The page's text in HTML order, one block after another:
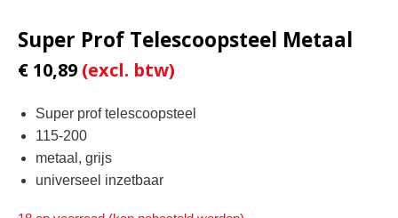
Super Prof Telescoopsteel Metaal
€ 10,89
Super prof telescoopsteel
115-200
metaal, grijs
universeel inzetbaar